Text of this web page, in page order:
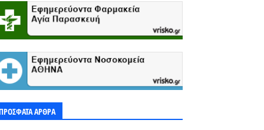
ΑΡΘΡΑ